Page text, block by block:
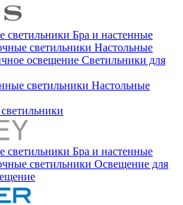
светильники Бра и настенные
светильники Настольные
освещение Светильники для
светильники Настольные
светильники Бра и настенные
светильники Освещение для